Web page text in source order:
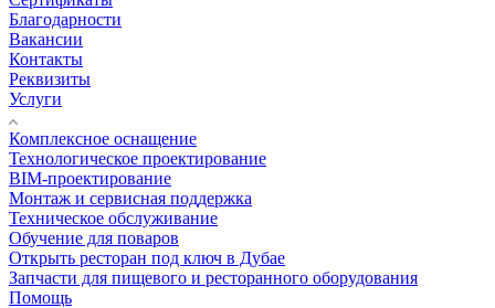
Благодарности
Вакансии
Контакты
Реквизиты
Услуги
Комплексное оснащение
Технологическое проектирование
BIM-проектирование
Монтаж и сервисная поддержка
Техническое обслуживание
Обучение для поваров
Открыть ресторан под ключ в Дубае
Запчасти для пищевого и ресторанного оборудования
Помощь